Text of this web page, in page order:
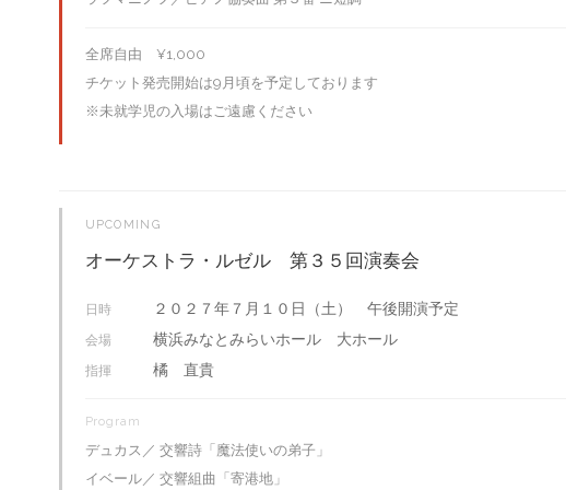
全席自由 ¥1,000
チケット発売開始は9月頃を予定しております
※未就学児の入場はご遠慮ください
UPCOMING
オーケストラ・ルゼル 第３５回演奏会
日時 ２０２７年７月１０日（土） 午後開演予定
会場 横浜みなとみらいホール 大ホール
指揮 橘 直貴
Program
デュカス／ 交響詩「魔法使いの弟子」
イベール／ 交響組曲「寄港地」